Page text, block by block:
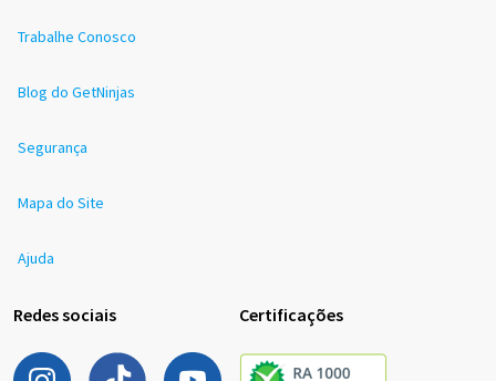
Trabalhe Conosco
Blog do GetNinjas
Segurança
Mapa do Site
Ajuda
Redes sociais Certificações